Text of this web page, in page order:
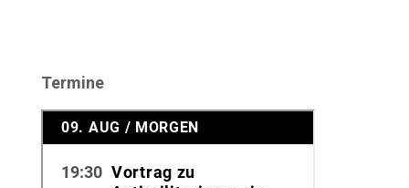
Termine